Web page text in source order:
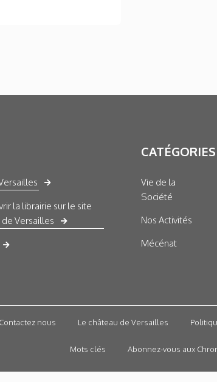
la librairie sur le site
Versailles
CATÉGORIES
Vie de la
Société
Nos Activités
Mécénat
Contactez nous Le château de Versailles
Mots clés Abonnez-vous aux